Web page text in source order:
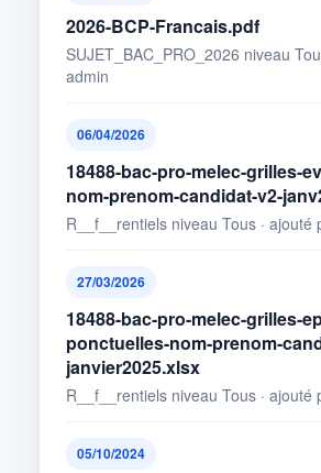
2026-BCP-Francais.pdf
SUJET_BAC_PRO_2026 niveau
admin
06/04/2026
18488-bac-pro-melec-grilles-
nom-prenom-candidat-v2-
R__f__rentiels niveau Tous · ajouté
27/03/2026
18488-bac-pro-melec-grilles-
ponctuelles-nom-prenom-
janvier2025.xlsx
R__f__rentiels niveau Tous · ajouté
05/10/2024